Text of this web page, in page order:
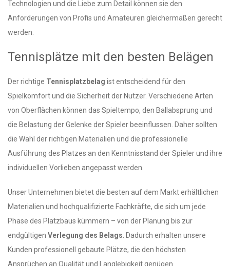
Technologien und die Liebe zum Detail können sie den
Anforderungen von Profis und Amateuren gleichermaßen gerecht
werden.
Tennisplätze mit den besten Belägen
Der richtige Tennisplatzbelag ist entscheidend für den
Spielkomfort und die Sicherheit der Nutzer. Verschiedene Arten
von Oberflächen können das Spieltempo, den Ballabsprung und
die Belastung der Gelenke der Spieler beeinflussen. Daher sollten
die Wahl der richtigen Materialien und die professionelle
Ausführung des Platzes an den Kenntnisstand der Spieler und ihre
individuellen Vorlieben angepasst werden.
Unser Unternehmen bietet die besten auf dem Markt erhältlichen
Materialien und hochqualifizierte Fachkräfte, die sich um jede
Phase des Platzbaus kümmern – von der Planung bis zur
endgültigen Verlegung des Belags . Dadurch erhalten unsere
Kunden professionell gebaute Plätze, die den höchsten
Ansprüchen an Qualität und Langlebigkeit genügen.